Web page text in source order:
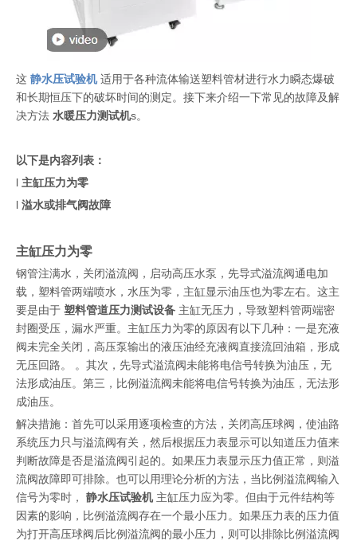
这 静水压试验机适用于各种流体输送塑料管材进行水力瞬态爆破
和长期恒压下的破坏时间的测定。接下来介绍一下常见的故障及解
决方法 水暖压力测试机s。
以下是内容列表：
l 主缸压力为零
l 溢水或排气阀故障
主缸压力为零
钢管注满水，关闭溢流阀，启动高压水泵，先导式溢流阀通电加
载，塑料管两端喷水，水压为零，主缸显示油压也为零左右。这主
要是由于 塑料管道压力测试设备 主缸无压力，导致塑料管两端密
封圈受压，漏水严重。主缸压力为零的原因有以下几种：一是充液
阀未完全关闭，高压泵输出的液压油经充液阀直接流回油箱，形成
无压回路。 。其次，先导式溢流阀未能将电信号转换为油压，无
法形成油压。第三，比例溢流阀未能将电信号转换为油压，无法形
成油压。
解决措施：首先可以采用逐项检查的方法，关闭高压球阀，使油路
系统压力只与溢流阀有关，然后根据压力表显示可以知道压力值来
判断故障是否是溢流阀引起的。如果压力表显示压力值正常，则溢
流阀故障即可排除。也可以用理论分析的方法，当比例溢流阀输入
信号为零时， 静水压试验机主缸压力应为零。但由于元件结构等
因素的影响，比例溢流阀存在一个最小压力。如果压力表的压力值
为打开高压球阀后比例溢流阀的最小压力，则可以排除比例溢流阀